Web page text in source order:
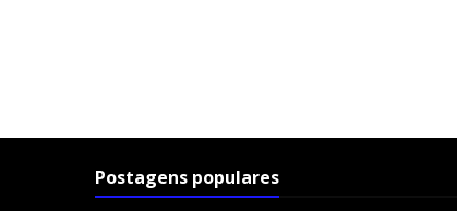
Postagens populares